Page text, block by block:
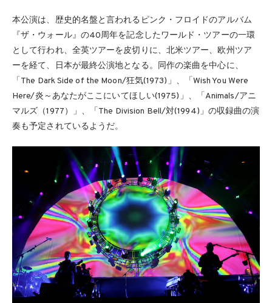
本公演は、歴史的名盤と言われるピンク・フロイドのアルバム
『ザ・ウォール』の40周年を記念したワールド・ツアーの一環
として行われ、全英ツアーを皮切りに、北米ツアー、欧州ツア
ーを経て、日本が最終公演地となる。同作の楽曲を中心に、
「The Dark Side of the Moon/狂気(1973)」、「Wish You Were
Here/炎～あなたがここにいてほしい(1975)」、「Animals/アニ
マルズ（1977）」、「The Division Bell/対(1994)」の収録曲の演
奏も予定されているようだ。